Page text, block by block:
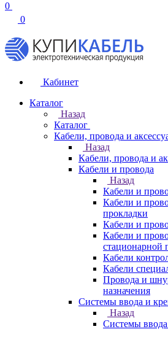
0
0
Кабинет
Каталог
Назад
Каталог
Кабели, провода и
Назад
Кабели, провода и
Кабели и провода
Назад
Кабели и
Кабели и
прокладки
Кабели и
Кабели и
стационарной
Кабели
Кабели
Провода и
назначения
Системы ввода и
Назад
Системы ввода